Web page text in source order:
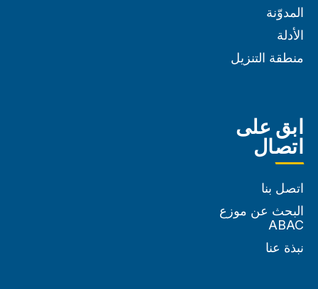
المدوّنة
الأدلة
منطقة التنزيل
ابق على
اتصال
اتصل بنا
البحث عن موزع
ABAC
نبذة عنا